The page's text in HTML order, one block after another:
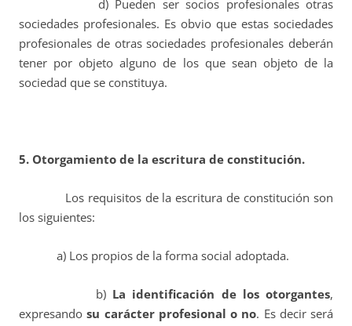
d) Pueden ser socios profesionales otras
sociedades profesionales. Es obvio que estas sociedades
profesionales de otras sociedades profesionales deberán
tener por objeto alguno de los que sean objeto de la
sociedad que se constituya.
5. Otorgamiento de la escritura de constitución.
Los requisitos de la escritura de constitución son
los siguientes:
a) Los propios de la forma social adoptada.
b) La identificación de los otorgantes,
expresandosu carácter profesional o no. Es decir será